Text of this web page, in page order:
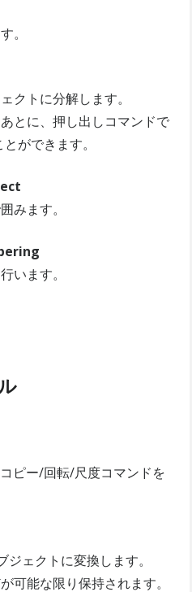
。
クトに分解します。
とに、押し出しコマンドで
ができます。
みます。
います。
ピー/回転/尺度コマンドを
ェクトに変換します。
可能な限り保持されます。